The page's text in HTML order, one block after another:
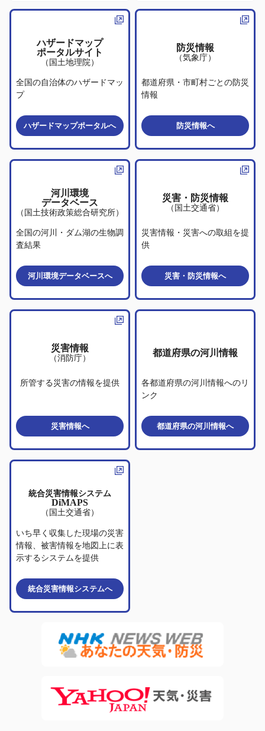
ハザードマップ
ポータルサイト
（国土地理院）
全国の自治体のハザードマッ
プ
ハザードマップポータルへ
防災情報
（気象庁）
都道府県・市町村ごとの防災
情報
防災情報へ
河川環境
データベース
（国土技術政策総合研究所）
全国の河川・ダム湖の生物調
査結果
河川環境データベースへ
災害・防災情報
（国土交通省）
災害情報・災害への取組を提
供
災害・防災情報へ
災害情報
（消防庁）
所管する災害の情報を提供
災害情報へ
都道府県の河川情報
各都道府県の河川情報へのリ
ンク
都道府県の河川情報へ
統合災害情報システム
DiMAPS
（国土交通省）
いち早く収集した現場の災害
情報、被害情報を地図上に表
示するシステムを提供
統合災害情報システムへ